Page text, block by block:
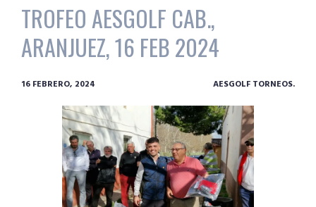
TROFEO AESGOLF CAB.,
ARANJUEZ, 16 FEB 2024
16 FEBRERO, 2024 AESGOLF TORNEOS.